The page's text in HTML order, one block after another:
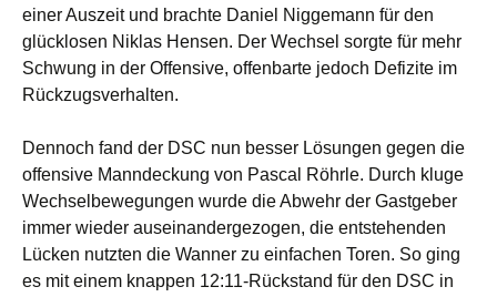
einer Auszeit und brachte Daniel Niggemann für den
glücklosen Niklas Hensen. Der Wechsel sorgte für mehr
Schwung in der Offensive, offenbarte jedoch Defizite im
Rückzugsverhalten.
Dennoch fand der DSC nun besser Lösungen gegen die
offensive Manndeckung von Pascal Röhrle. Durch kluge
Wechselbewegungen wurde die Abwehr der Gastgeber
immer wieder auseinandergezogen, die entstehenden
Lücken nutzten die Wanner zu einfachen Toren. So ging
es mit einem knappen 12:11-Rückstand für den DSC in